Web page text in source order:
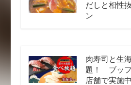
だしと相性
ン
肉寿司と生
題！ ブッ
店舗で実施